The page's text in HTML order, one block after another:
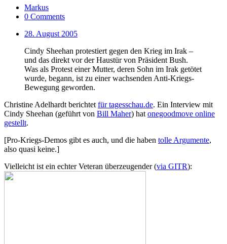
Markus
0 Comments
28. August 2005
Cindy Sheehan protestiert gegen den Krieg im Irak –
und das direkt vor der Haustür von Präsident Bush.
Was als Protest einer Mutter, deren Sohn im Irak getötet
wurde, begann, ist zu einer wachsenden Anti-Kriegs-
Bewegung geworden.
Christine Adelhardt berichtetfür tagesschau.de. Ein Interview mit
Cindy Sheehan (geführt von Bill Maher) hatonegoodmove online
gestellt.
[Pro-Kriegs-Demos gibt es auch, und die haben tolle Argumente,
also quasi keine.]
Vielleicht ist ein echter Veteran überzeugender (via GITR):